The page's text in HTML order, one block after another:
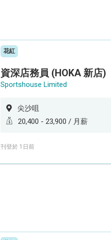
花紅
資深店務員 (HOKA 新店)
Sportshouse Limited
尖沙咀
20,400 - 23,900 / 月薪
刊登於 1日前